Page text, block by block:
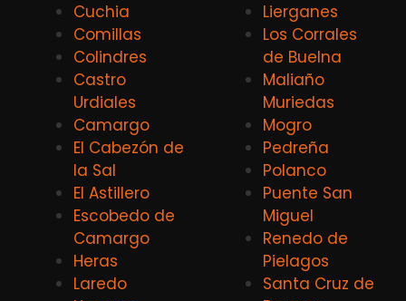
Cuchia
Comillas
Colindres
Castro
Urdiales
Camargo
El Cabezón de
la Sal
El Astillero
Escobedo de
Camargo
Heras
Laredo
Lierganes
Los Corrales
de Buelna
Maliaño
Muriedas
Mogro
Pedreña
Polanco
Puente San
Miguel
Renedo de
Pielagos
Santa Cruz de